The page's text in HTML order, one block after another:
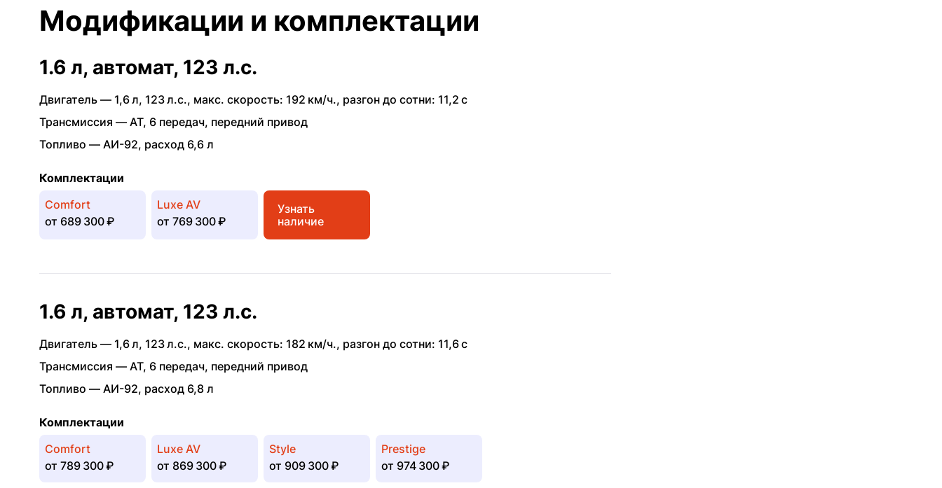
Модификации и комплектации
1.6 л, автомат, 123 л.с.
Двигатель — 1,6 л, 123 л.с., макс. скорость: 192 км/ч., разгон до сотни: 11,2 с
Трансмиссия — AT, 6 передач, передний привод
Топливо — АИ-92, расход 6,6 л
Комплектации
Comfort
от 689 300 ₽
Luxe AV
от 769 300 ₽
Узнать
наличие
1.6 л, автомат, 123 л.с.
Двигатель — 1,6 л, 123 л.с., макс. скорость: 182 км/ч., разгон до сотни: 11,6 с
Трансмиссия — AT, 6 передач, передний привод
Топливо — АИ-92, расход 6,8 л
Комплектации
Comfort
от 789 300 ₽
Luxe AV
от 869 300 ₽
Style
от 909 300 ₽
Prestige
от 974 300 ₽